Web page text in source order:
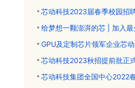
芯动科技2023届春季校园招
给梦想一颗澎湃的芯 | 加入
GPU及定制芯片领军企业芯
芯动科技2023秋招提前批正
芯动科技集团全国中心2022